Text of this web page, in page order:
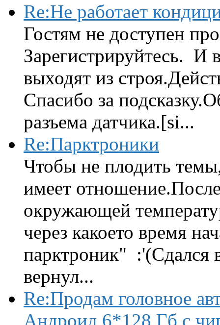
Re:Не работает
Гостям не доступен
Зарегистрируйтесь. И
выходят из
Спасибо за
разъема датчика.[si...
Re:Парктроники
Чтобы не плодить
имеет
окружающей
через какоето время
парктроник" :'(Сдался
вернул...
Re:Продам головное
Андроид 6*128 Гб с